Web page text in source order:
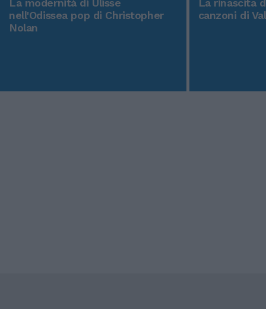
La modernità di Ulisse
nell'Odissea pop di Christopher
Nolan
La rinascita
canzoni di